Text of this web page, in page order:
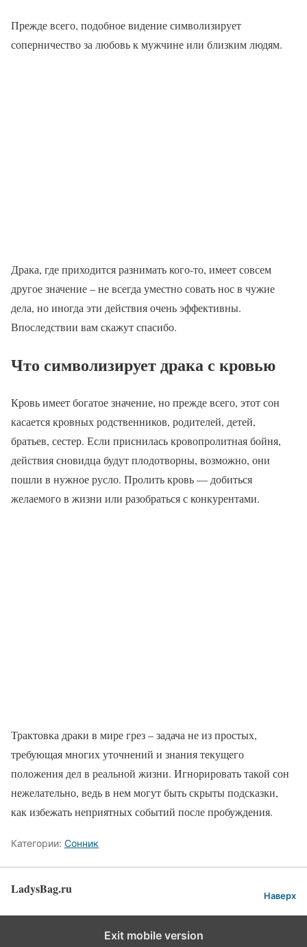
Прежде всего, подобное видение символизирует
соперничество за любовь к мужчине или близким людям.
Драка, где приходится разнимать кого-то, имеет совсем
другое значение – не всегда уместно совать нос в чужие
дела, но иногда эти действия очень эффективны.
Впоследствии вам скажут спасибо.
Что символизирует драка с кровью
Кровь имеет богатое значение, но прежде всего, этот сон
касается кровных родственников, родителей, детей,
братьев, сестер. Если приснилась кровопролитная бойня,
действия сновидца будут плодотворны, возможно, они
пошли в нужное русло. Пролить кровь — добиться
желаемого в жизни или разобраться с конкурентами.
Трактовка драки в мире грез – задача не из простых,
требующая многих уточнений и знания текущего
положения дел в реальной жизни. Игнорировать такой сон
нежелательно, ведь в нем могут быть скрыты подсказки,
как избежать неприятных событий после пробуждения.
Категории: Сонник
LadysBag.ru Наверх
Exit mobile version